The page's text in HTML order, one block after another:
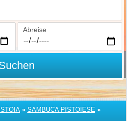
Abreise
» SAMBUCA PISTOIESE »